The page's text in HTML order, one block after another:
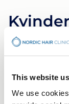
This website
We use
for at
af
Kvinder er
grund af